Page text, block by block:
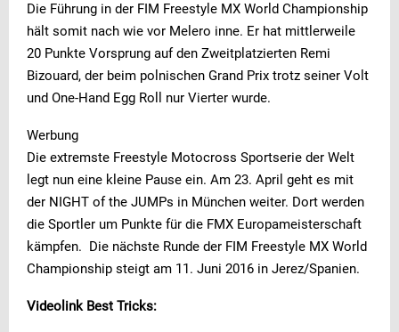
Die Führung in der FIM Freestyle MX World Championship
hält somit nach wie vor Melero inne. Er hat mittlerweile
20 Punkte Vorsprung auf den Zweitplatzierten Remi
Bizouard, der beim polnischen Grand Prix trotz seiner Volt
und One-Hand Egg Roll nur Vierter wurde.
Werbung
Die extremste Freestyle Motocross Sportserie der Welt
legt nun eine kleine Pause ein. Am 23. April geht es mit
der NIGHT of the JUMPs in München weiter. Dort werden
die Sportler um Punkte für die FMX Europameisterschaft
kämpfen. Die nächste Runde der FIM Freestyle MX World
Championship steigt am 11. Juni 2016 in Jerez/Spanien.
Videolink Best Tricks: